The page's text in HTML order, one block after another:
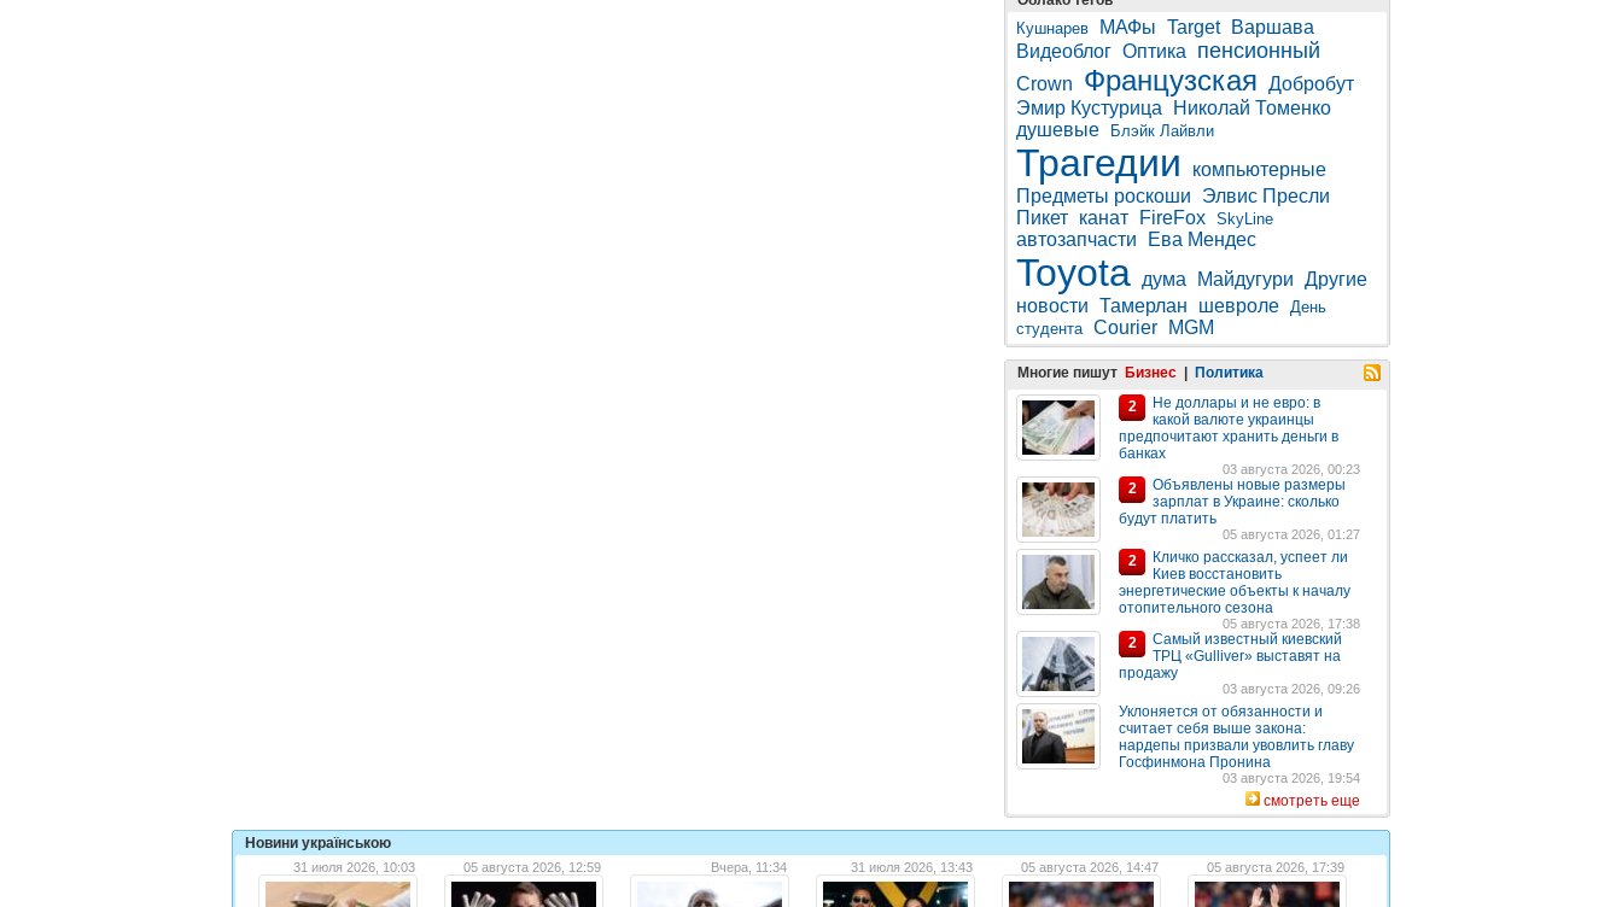
Кушнарев МАФы Target
Варшава
Видеоблог Оптика пенсионный
Crown Французская Добробут
Эмир Кустурица
Николай Томенко
душевые
Блэйк Лайвли
Трагедии
компьютерные
Предметы роскоши
Элвис Пресли
Пикет канат FireFox SkyLine
автозапчасти Ева Мендес
Toyota дума Майдугури Другие
новости Тамерлан шевроле
День
студента Courier MGM
Многие пишут Бизнес | Политика
2
Не доллары и не евро: в
какой валюте украинцы
предпочитают хранить деньги в
банках
03 августа 2026, 00:23
2
Объявлены новые размеры
зарплат в Украине: сколько
будут платить
05 августа 2026, 01:27
2
Кличко рассказал, успеет ли
Киев восстановить
энергетические объекты к началу
отопительного сезона
05 августа 2026, 17:38
2
Самый известный киевский
ТРЦ «Gulliver» выставят на
продажу
03 августа 2026, 09:26
Уклоняется от обязанности и
считает себя выше закона:
нардепы призвали увовлить главу
Госфинмона Пронина
03 августа 2026, 19:54
смотреть еще
Новини українською
31 июля 2026, 10:03 05 августа 2026, 12:59 Вчера, 11:34 31 июля 2026, 13:43 05 августа 2026, 14:47 05 августа 2026, 17:39